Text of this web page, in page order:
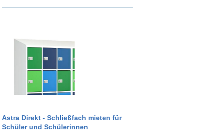
Astra Direkt - Schließfach mieten für
Schüler und Schülerinnen